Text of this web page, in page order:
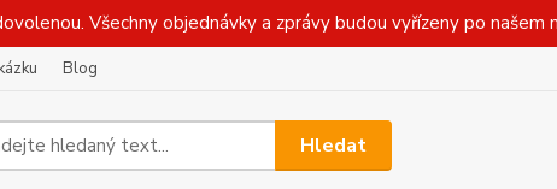
Všechny objednávky a zprávy budou vyřízeny po
Blog
Hledat